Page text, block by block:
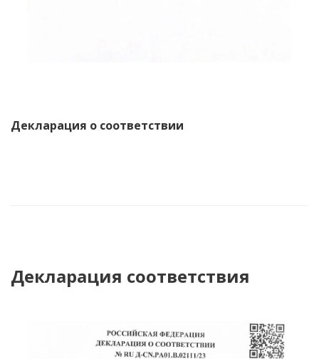
Декларация о соответствии
Декларация соответствия